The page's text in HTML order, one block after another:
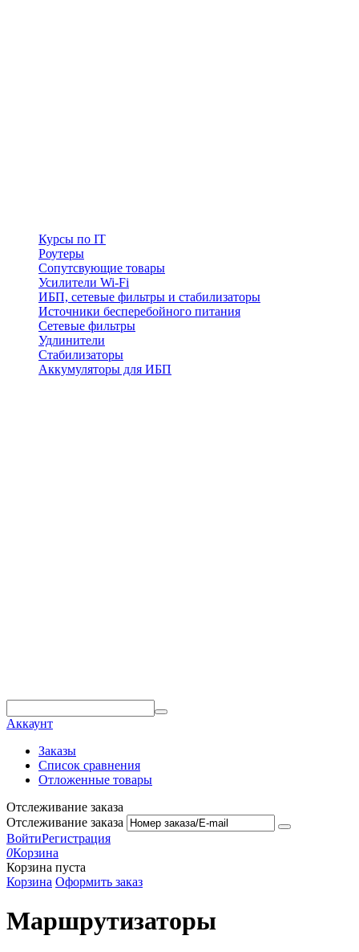
Курсы по IT
Роутеры
Сопутсвующие товары
Усилители Wi-Fi
ИБП, сетевые фильтры и стабилизаторы
Источники бесперебойного питания
Сетевые фильтры
Удлинители
Стабилизаторы
Аккумуляторы для ИБП
Аккаунт
Заказы
Список сравнения
Отложенные товары
Отслеживание заказа
Отслеживание заказа
ВойтиРегистрация
0Корзина
Корзина пуста
Корзина Оформить заказ
Маршрутизаторы